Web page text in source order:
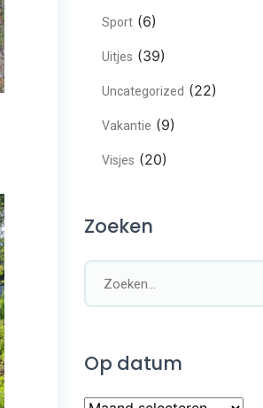
Sport (6)
Uitjes (39)
Uncategorized (22)
Vakantie (9)
Visjes (20)
Zoeken
Op datum